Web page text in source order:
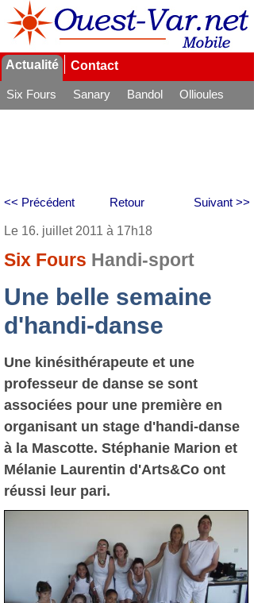
Actualité Contact
Six Fours Sanary Bandol
Ollioules
Retour
<< Précédent Suivant >>
Le 16. juillet 2011 à 17h18
Six Fours Handi-sport
Une belle semaine
d'handi-danse
Une kinésithérapeute et une
professeur de danse se sont
associées pour une première en
organisant un stage d'handi-danse
à la Mascotte. Stéphanie Marion et
Mélanie Laurentin d'Arts&Co ont
réussi leur pari.